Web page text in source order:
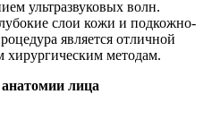
ультразвуковых волн.
слои кожи и подкожно-
является отличной
хирургическим методам.
лица